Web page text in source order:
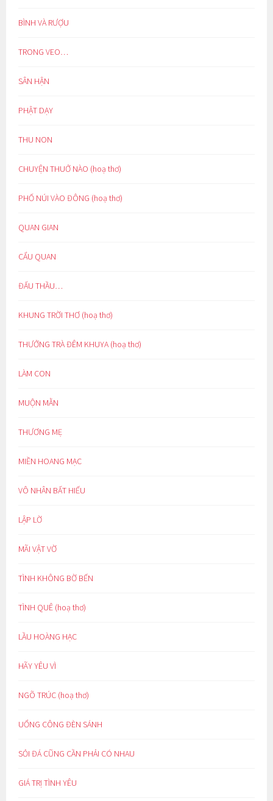
BÌNH VÀ RƯỢU
TRONG VEO…
SÂN HẬN
PHẬT DẠY
THU NON
CHUYỆN THUỞ NÀO (hoạ thơ)
PHỐ NÚI VÀO ĐÔNG (hoạ thơ)
QUAN GIAN
CẨU QUAN
ĐẤU THẦU…
KHUNG TRỜI THƠ (hoạ thơ)
THƯỞNG TRÀ ĐÊM KHUYA (hoạ thơ)
LÀM CON
MUỘN MẰN
THƯƠNG MẸ
MIỀN HOANG MẠC
VÔ NHÂN BẤT HIẾU
LẬP LỜ
MÃI VẬT VỜ
TÌNH KHÔNG BỜ BẾN
TÌNH QUÊ (hoạ thơ)
LẦU HOÀNG HẠC
HÃY YÊU VÌ
NGÕ TRÚC (hoạ thơ)
UỔNG CÔNG ĐÈN SÁNH
SỎI ĐÁ CŨNG CẦN PHẢI CÓ NHAU
GIÁ TRỊ TÌNH YÊU